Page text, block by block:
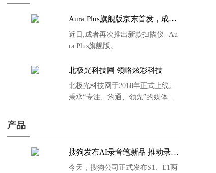
Aura Plus旗舰版京东首发，成者
近日,成者再次推出新款扫描仪--Au
ra Plus旗舰版。
北极光科技网 领略炫彩科技
北极光科技网于2018年正式上线。
秉承“专注、沟通、领先”的媒体理
产品
搜狗发布AI录音笔新品 推动录音
今天，搜狗公司正式发布S1、E1两